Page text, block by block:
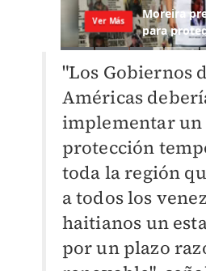
"Los Gobiernos
Américas
implementar un
protección
toda la región
a todos los
haitianos un
por un plazo